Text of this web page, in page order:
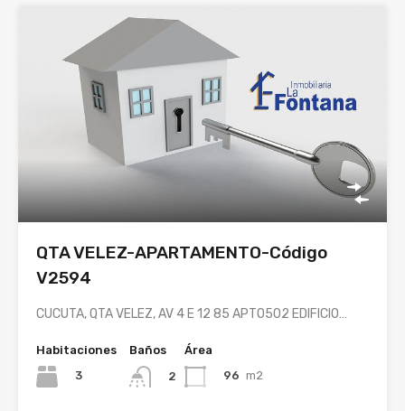
QTA VELEZ-APARTAMENTO-Código
V2594
CUCUTA, QTA VELEZ, AV 4 E 12 85 APTO502 EDIFICIO…
Habitaciones
3
Baños
2
Área
96 m2